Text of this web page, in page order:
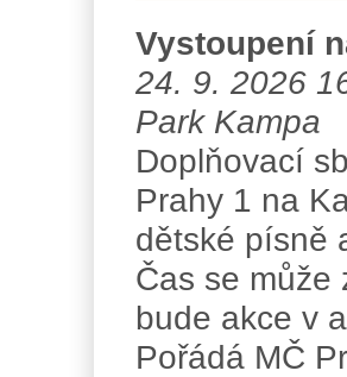
Vystoupení
24. 9. 2026
Park Kampa
Doplňovací
Prahy 1 na
dětské písně
Čas se může
bude akce v
Pořádá MČ